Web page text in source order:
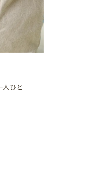
外出時の不安や危険から守りながら、一人ひとりに合わせた安心の外出をサポートしていただきます。